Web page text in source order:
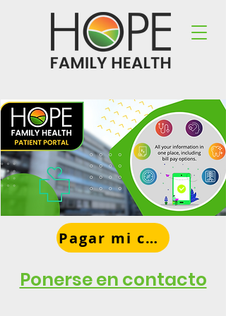
Pagar mi cuenta
Ponerse en contacto